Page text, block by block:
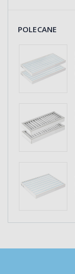
POLECANE